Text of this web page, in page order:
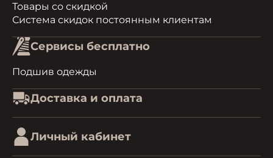
Товары со скидкой
Система скидок постоянным клиентам
Сервисы бесплатно
Подшив одежды
Доставка и оплата
Личный кабинет